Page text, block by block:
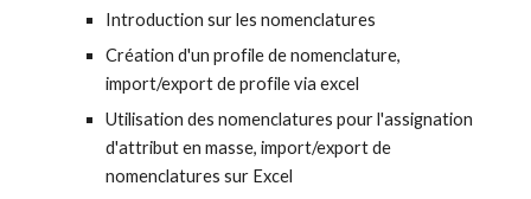
Introduction sur les nomenclatures
Création d'un profile de nomenclature,
import/export de profile via excel
Utilisation des nomenclatures pour l'assignation
d'attribut en masse, import/export de
nomenclatures sur Excel